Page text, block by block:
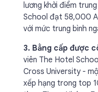
lương khởi điểm
School đạt 58,000
với mức trung bình
3. Bằng cấp được
viên The Hotel
Cross University -
xếp hạng trong top